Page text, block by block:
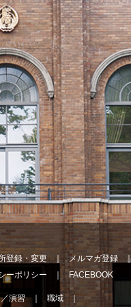
登録・変更 メルマガ登録
ーポリシー FACEBOOK
演習
職域